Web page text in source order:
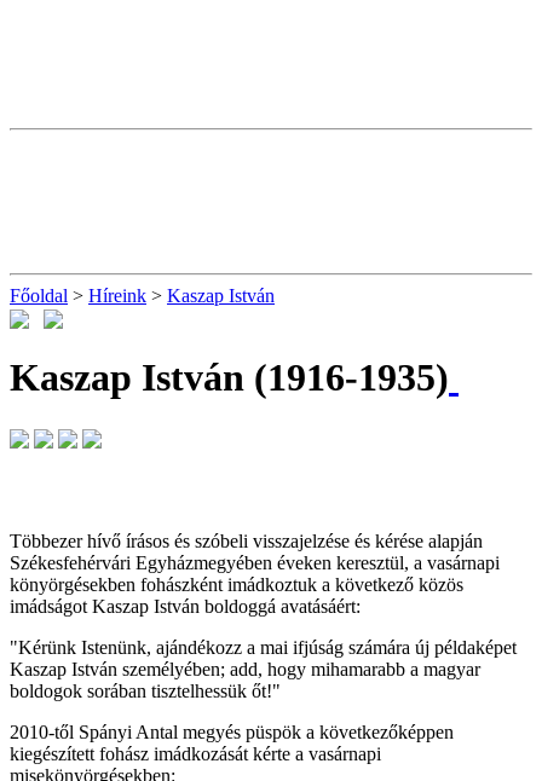
Főoldal > Híreink > Kaszap István
Kaszap István (1916-1935)
Többezer hívő írásos és szóbeli visszajelzése és kérése alapján
Székesfehérvári Egyházmegyében éveken keresztül, a vasárnapi
könyörgésekben fohászként imádkoztuk a következő közös
imádságot Kaszap István boldoggá avatásáért:
"Kérünk Istenünk, ajándékozz a mai ifjúság számára új példaképet
Kaszap István személyében; add, hogy mihamarabb a magyar
boldogok sorában tisztelhessük őt!"
2010-től Spányi Antal megyés püspök a következőképpen
kiegészített fohász imádkozását kérte a vasárnapi
misekönyörgésekben: